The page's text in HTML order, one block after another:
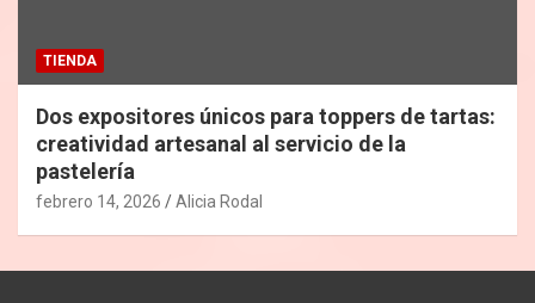
TIENDA
Dos expositores únicos para toppers de tartas:
creatividad artesanal al servicio de la
pastelería
febrero 14, 2026 Alicia Rodal